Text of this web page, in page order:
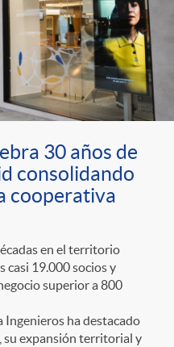
30 años de
consolidando
cooperativa
en el territorio
casi 19.000 socios y
superior a 800
Ingenieros ha destacado
su expansión territorial y